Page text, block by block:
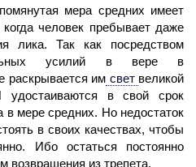
мера средних имеет
человек пребывает даже
лика. Так как посредством
усилий в вере в
раскрывается им свет великой
удостаиваются в свой срок
в мере средних. Но недостаток
в своих качествах, чтобы
Ибо остаться постоянно
возвращения из трепета.